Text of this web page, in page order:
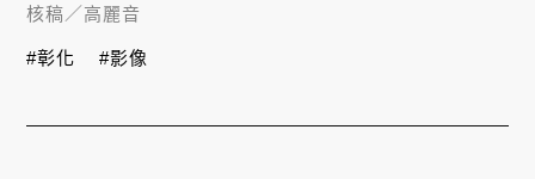
核稿／高麗音
#彰化 #影像